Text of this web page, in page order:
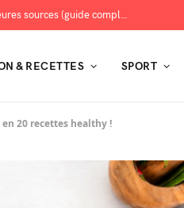
Les protéines : combien en manger, pourquoi, et les meilleures sources (guide complet)
& RECETTES SPORT
20 recettes healthy !